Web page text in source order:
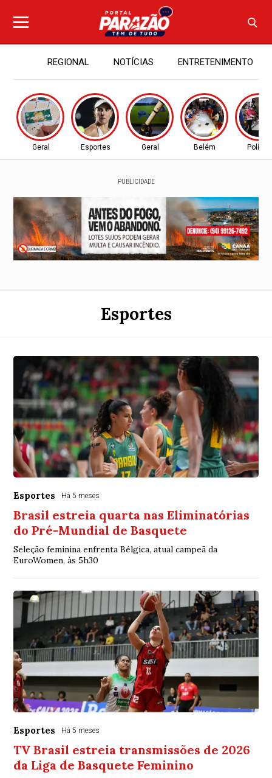
REGIONAL NOTÍCIAS ENTRETENIMENTO
Geral Esportes Geral Belém Política
PUBLICIDADE
Esportes
Esportes Há 5 meses
Brasil estreia quarta nas Eliminatórias
do Pré-Mundial de Basquete
Seleção feminina enfrenta Bélgica, atual campeã da
EuroWomen, às 5h30
Esportes Há 5 meses
TV Brasil estreia transmissões de 2026
da Liga de Basquete Feminino